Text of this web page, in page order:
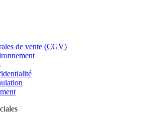
de vente (CGV)